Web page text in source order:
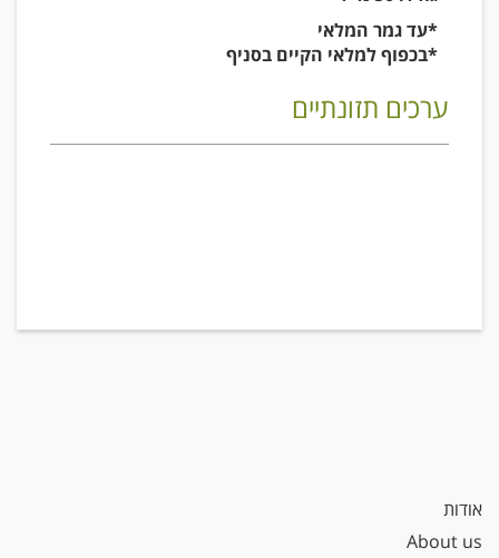
*עד גמר המלאי
*בכפוף למלאי הקיים בסניף
ערכים תזונתיים
אודות
About us